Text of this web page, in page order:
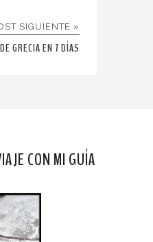
SIGUIENTE »
GRECIA EN 7 DÍAS
CON MI GUÍA